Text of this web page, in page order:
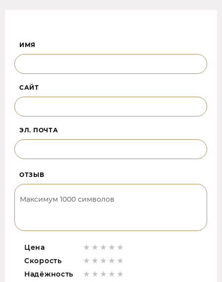
ИМЯ
САЙТ
ЭЛ. ПОЧТА
ОТЗЫВ
Цена
Скорость
Надёжность